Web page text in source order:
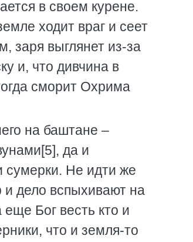
в своем курене.
ходит враг и сеет
заря выглянет из-за
и, что дивчина в
сморит Охрима
на баштане –
да и
сумерки. Не идти же
и дело вспыхивают на
Бог весть кто и
что и земля-то